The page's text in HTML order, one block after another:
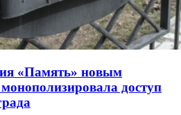
«Память» новым
доступ